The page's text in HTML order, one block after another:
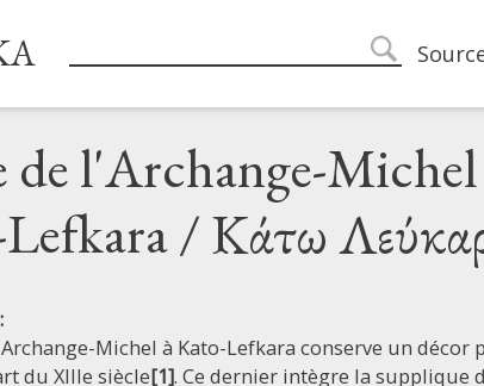
search
de l'Archange-
/ Κάτω
Michel à Kato-Lefkara conserve un décor
du XIIIe siècle[1]. Ce dernier intègre la supplique